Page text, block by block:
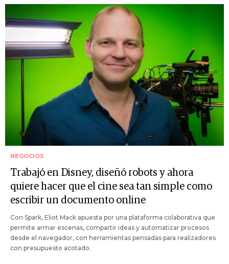
NEGOCIOS
Trabajó en Disney, diseñó robots y ahora
quiere hacer que el cine sea tan simple como
escribir un documento online
Con Spark, Eliot Mack apuesta por una plataforma colaborativa que
permite armar escenas, compartir ideas y automatizar procesos
desde el navegador, con herramientas pensadas para realizadores
con presupuesto acotado.